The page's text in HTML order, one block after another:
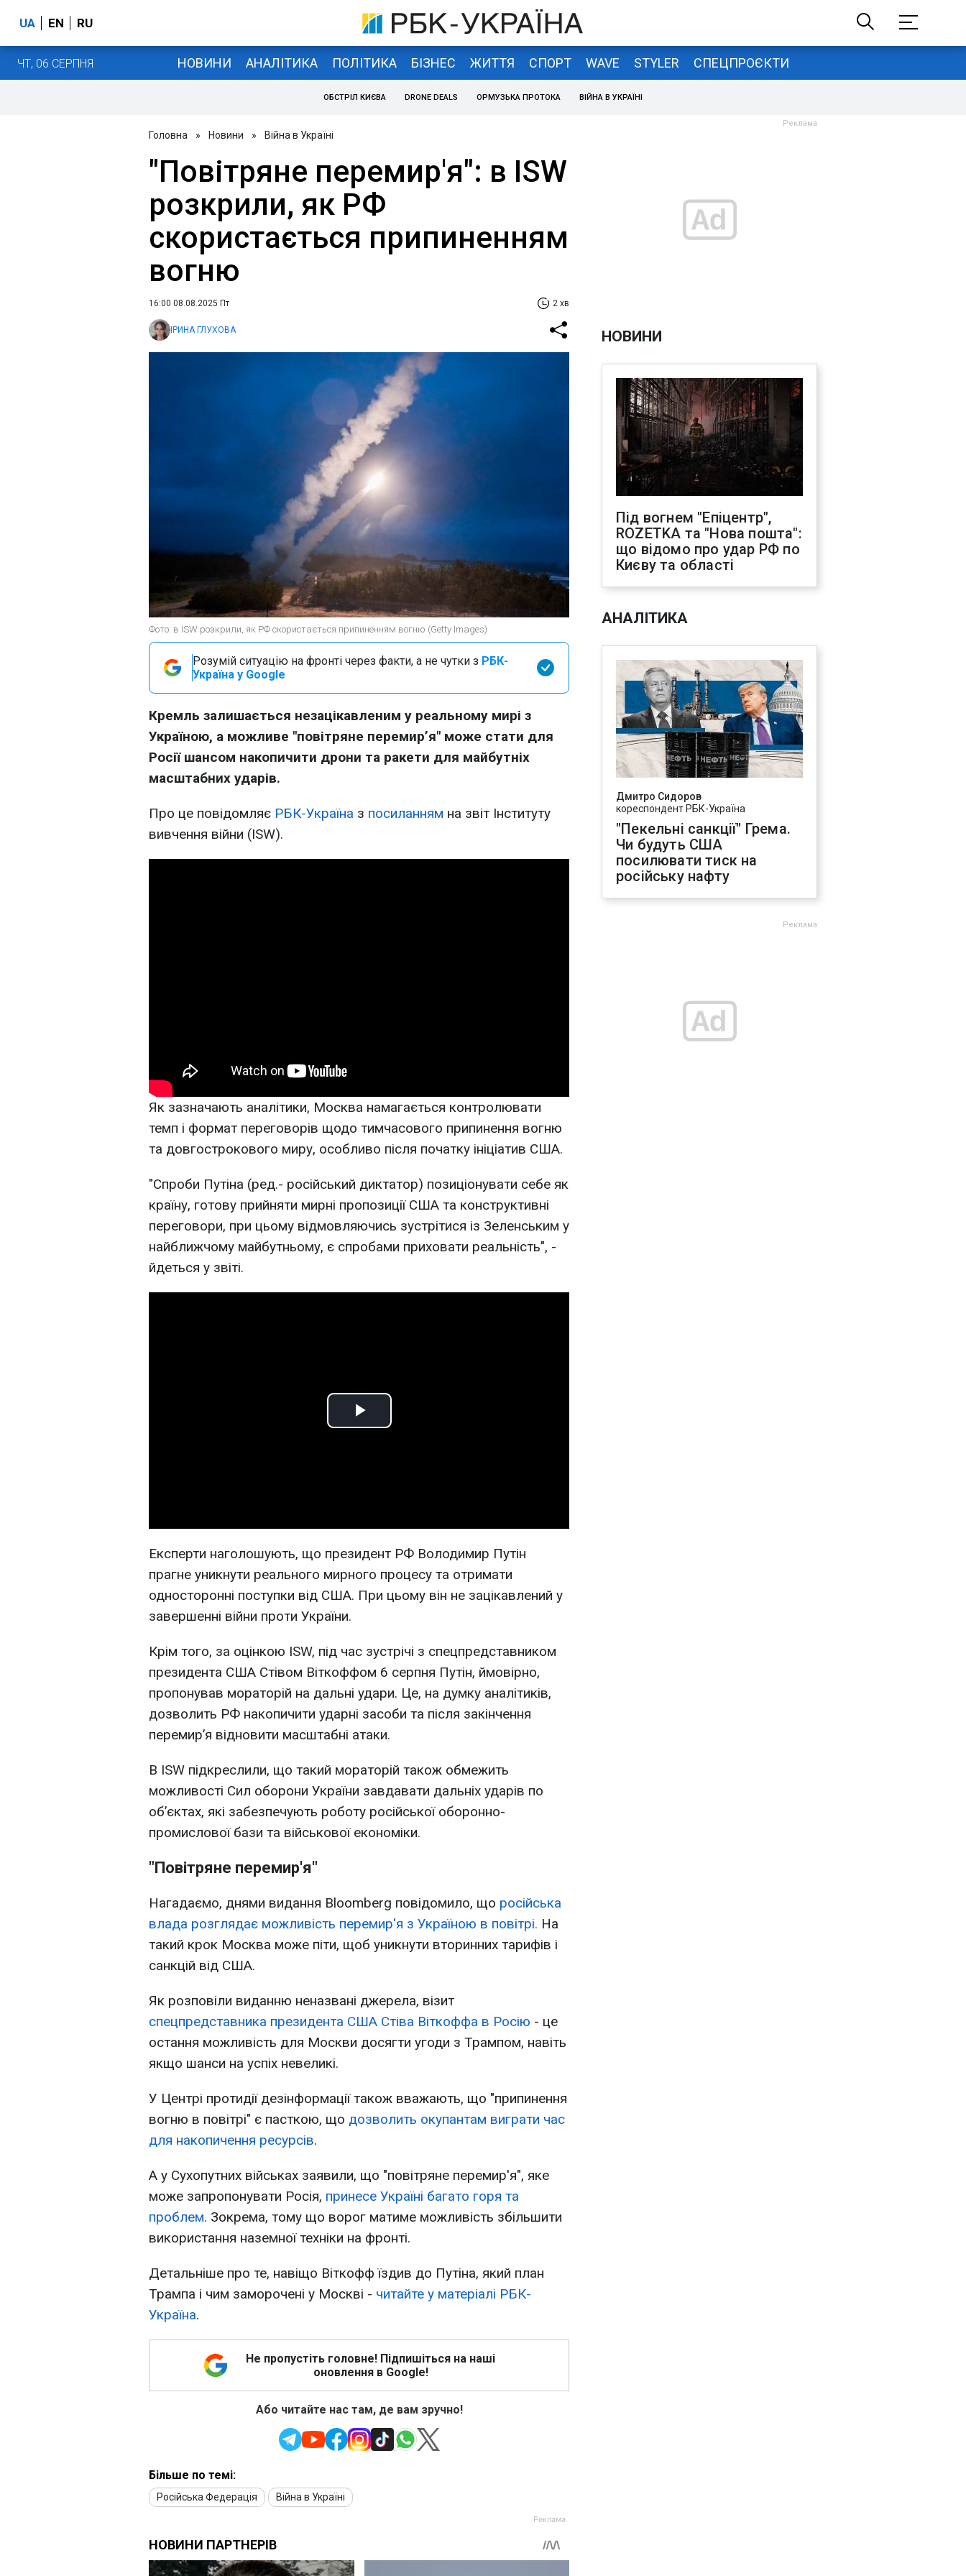
UA EN RU
ЧТ, 06 СЕРПНЯ НОВИНИ АНАЛІТИКА ПОЛІТИКА БІЗНЕС ЖИТТЯ СПОРТ WAVE STYLER СПЕЦПРОЄКТИ
ОБСТРІЛ КИЄВА DRONE DEALS ОРМУЗЬКА ПРОТОКА ВІЙНА В УКРАЇНІ
Головна » Новини » Війна в Україні
"Повітряне перемир'я": в ISW
розкрили, як РФ
скористається припиненням
вогню
16:00 08.08.2025 Пт 2 хв
ІРИНА ГЛУХОВА
Фото: в ISW розкрили, як РФ скористається припиненням вогню (Getty Images)
Розумій ситуацію на фронті через факти, а не чутки з РБК-
Україна у Google
Кремль залишається незацікавленим у реальному мирі з
Україною, а можливе "повітряне перемир’я" може стати для
Росії шансом накопичити дрони та ракети для майбутніх
масштабних ударів.
Про це повідомляє РБК-Україна з посиланням на звіт Інституту
вивчення війни (ISW).
Як зазначають аналітики, Москва намагається контролювати
темп і формат переговорів щодо тимчасового припинення вогню
та довгострокового миру, особливо після початку ініціатив США.
"Спроби Путіна (ред.- російський диктатор) позиціонувати себе як
країну, готову прийняти мирні пропозиції США та конструктивні
переговори, при цьому відмовляючись зустрітися із Зеленським у
найближчому майбутньому, є спробами приховати реальність", -
йдеться у звіті.
Play
Експерти наголошують, що президент РФ Володимир Путін
прагне уникнути реального мирного процесу та отримати
односторонні поступки від США. При цьому він не зацікавлений у
завершенні війни проти України.
Крім того, за оцінкою ISW, під час зустрічі з спецпредставником
президента США Стівом Віткоффом 6 серпня Путін, ймовірно,
пропонував мораторій на дальні удари. Це, на думку аналітиків,
дозволить РФ накопичити ударні засоби та після закінчення
перемир’я відновити масштабні атаки.
В ISW підкреслили, що такий мораторій також обмежить
можливості Сил оборони України завдавати дальніх ударів по
об’єктах, які забезпечують роботу російської оборонно-
промислової бази та військової економіки.
"Повітряне перемир'я"
Нагадаємо, днями видання Bloomberg повідомило, що російська
влада розглядає можливість перемир'я з Україною в повітрі. На
такий крок Москва може піти, щоб уникнути вторинних тарифів і
санкцій від США.
Як розповіли виданню неназвані джерела, візит
спецпредставника президента США Стіва Віткоффа в Росію - це
остання можливість для Москви досягти угоди з Трампом, навіть
якщо шанси на успіх невеликі.
У Центрі протидії дезінформації також вважають, що "припинення
вогню в повітрі" є пасткою, що дозволить окупантам виграти час
для накопичення ресурсів.
А у Сухопутних військах заявили, що "повітряне перемир'я", яке
може запропонувати Росія, принесе Україні багато горя та
проблем. Зокрема, тому що ворог матиме можливість збільшити
використання наземної техніки на фронті.
Детальніше про те, навіщо Віткофф їздив до Путіна, який план
Трампа і чим заморочені у Москві - читайте у матеріалі РБК-
Україна.
Не пропустіть головне! Підпишіться на наші
оновлення в Google!
Або читайте нас там, де вам зручно!
Більше по темі:
Російська Федерація Війна в Україні
НОВИНИ
Під вогнем "Епіцентр",
ROZETKA та "Нова пошта":
що відомо про удар РФ по
Києву та області
АНАЛІТИКА
Дмитро Сидоров
кореспондент РБК-Україна
"Пекельні санкції" Грема.
Чи будуть США
посилювати тиск на
російську нафту